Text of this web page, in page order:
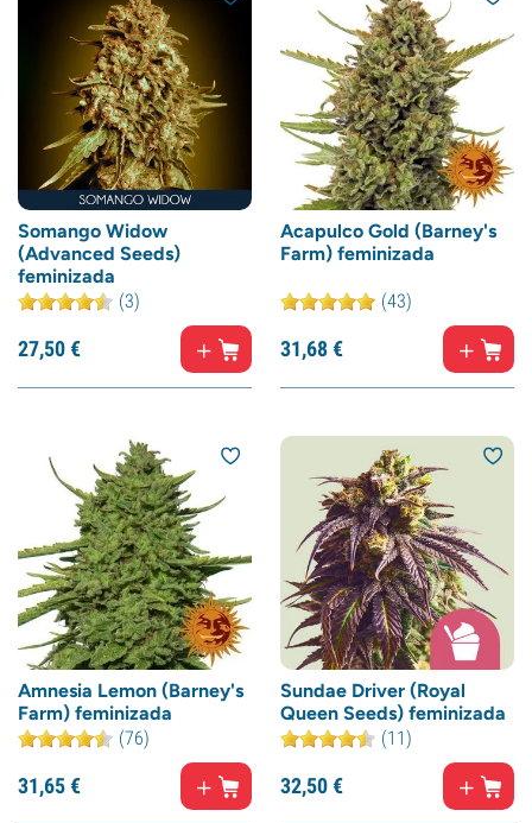
Somango Widow
(Advanced Seeds)
feminizada
(3)
27,50€
Acapulco Gold (Barney's
Farm) feminizada
(43)
31,68€
Amnesia Lemon (Barney's
Farm) feminizada
(76)
31,65€
Sundae Driver (Royal
Queen Seeds) feminizada
(11)
32,50€